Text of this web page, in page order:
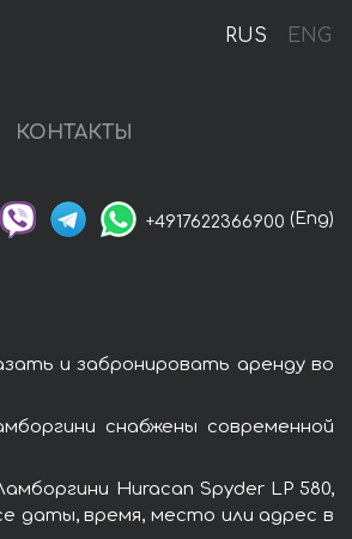
RUS ENG
КОНТАКТЫ
+4917622366900 (Eng)
и забронировать аренду во
снабжены современной
Huracan Spyder LP 580,
даты, время, место или адрес в